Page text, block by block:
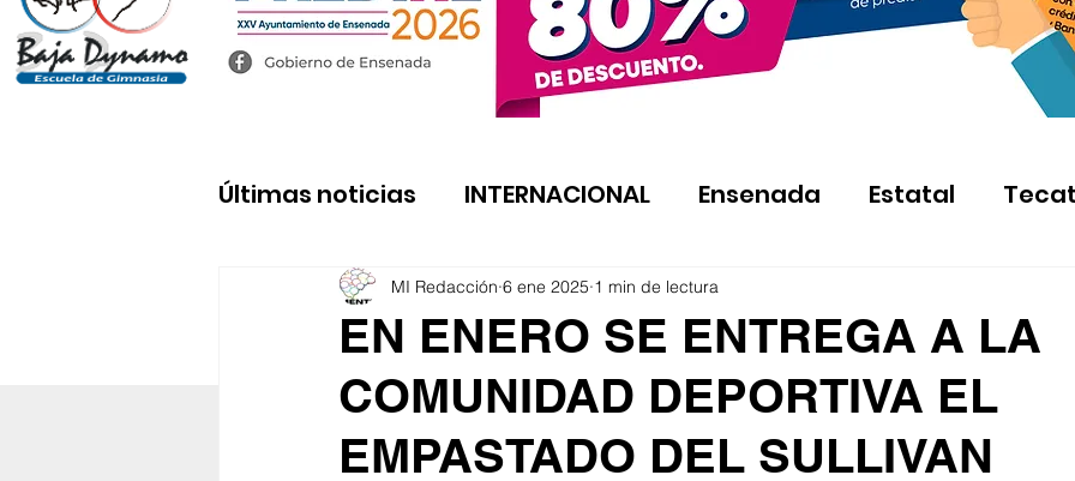
Últimas noticias INTERNACIONAL Ensenada Estatal
EN ENERO SE ENTREGA A LA
COMUNIDAD DEPORTIVA EL
EMPASTADO DEL SULLIVAN
MI Redacción 6 ene 2025 1 min de lectura